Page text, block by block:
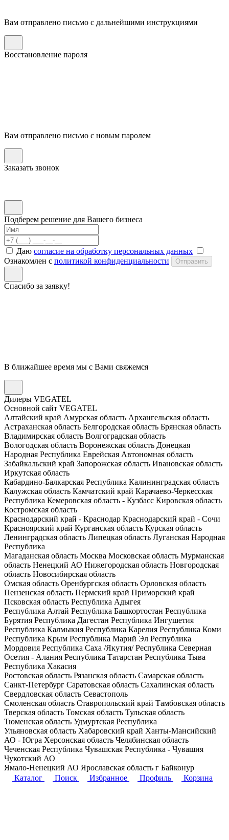
Вам отправлено письмо с дальнейшими инструкциями
Восстановление пароля
Вам отправлено письмо с новым паролем
Заказать звонок
Подберем решение для Вашего бизнеса
Даю согласие на обработку персональных данных
Ознакомлен с политикой конфиденциальности Отправить
Спасибо за заявку!
В ближайшее время мы с Вами свяжемся
Дилеры VEGATEL
Основной сайт VEGATEL
Алтайский край Амурская область Архангельская область
Астраханская область Белгородская область Брянская область
Владимирская область Волгоградская область
Вологодская область Воронежская область Донецкая
Народная Республика Еврейская Автономная область
Забайкальский край Запорожская область Ивановская область
Иркутская область
Кабардино-Балкарская Республика Калининградская область
Калужская область Камчатский край Карачаево-Черкесская
Республика Кемеровская область - Кузбасс Кировская область
Костромская область
Краснодарский край - Краснодар Краснодарский край - Сочи
Красноярский край Курганская область Курская область
Ленинградская область Липецкая область Луганская Народная
Республика
Магаданская область Москва Московская область Мурманская
область Ненецкий АО Нижегородская область Новгородская
область Новосибирская область
Омская область Оренбургская область Орловская область
Пензенская область Пермский край Приморский край
Псковская область Республика Адыгея
Республика Алтай Республика Башкортостан Республика
Бурятия Республика Дагестан Республика Ингушетия
Республика Калмыкия Республика Карелия Республика Коми
Республика Крым Республика Марий Эл Республика
Мордовия Республика Саха /Якутия/Республика Северная
Осетия - Алания Республика Татарстан Республика Тыва
Республика Хакасия
Ростовская область Рязанская область Самарская область
Санкт-Петербург Саратовская область Сахалинская область
Свердловская область Севастополь
Смоленская область Ставропольский край Тамбовская область
Тверская область Томская область Тульская область
Тюменская область Удмуртская Республика
Ульяновская область Хабаровский край Ханты-Мансийский
АО - Югра Херсонская область Челябинская область
Чеченская Республика Чувашская Республика - Чувашия
Чукотский АО
Ямало-Ненецкий АО Ярославская область г Байконур
Каталог
Поиск Избранное Профиль Корзина